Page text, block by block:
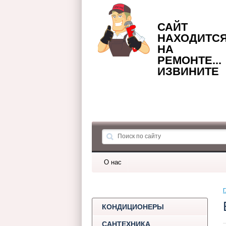
САЙТ
НА
РЕМОНТЕ...
ИЗВИНИТЕ
О нас
КОНДИЦИОНЕРЫ
САНТЕХНИКА